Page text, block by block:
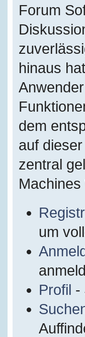
Forum
hinaus
dem
auf
zentral
Machines
um
Profil -